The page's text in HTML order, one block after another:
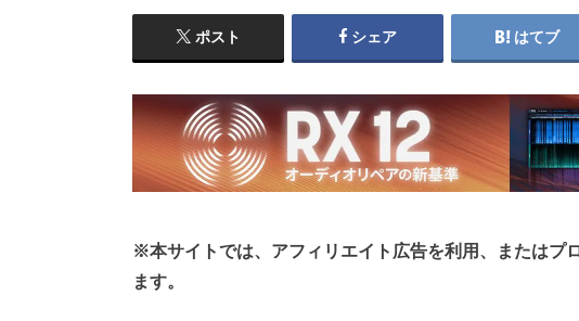
ポスト シェア はてブ
※本サイトでは、アフィリエイト広告を利用、またはプ
ます。